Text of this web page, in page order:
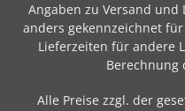
Angaben zu Versand
anders gekennzeichnet
Lieferzeiten für andere
Berechnung
Alle Preise zzgl. der